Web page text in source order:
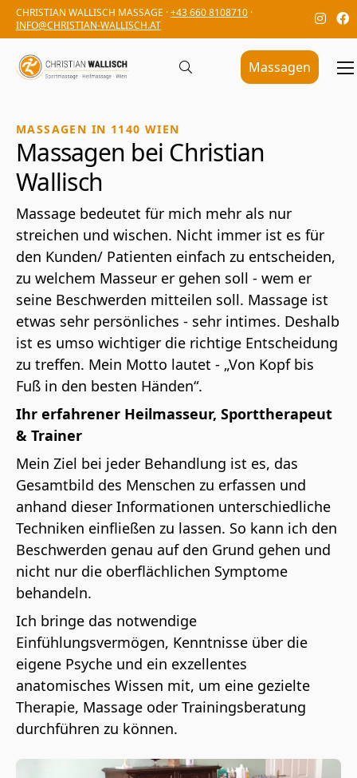
CHRISTIAN WALLISCH MASSAGE ·+43 660 8108710 ·
INFO@CHRISTIAN-WALLISCH.AT
Massagen
MASSAGEN IN 1140 WIEN
Massagen bei Christian
Wallisch
Massage bedeutet für mich mehr als nur
streichen und wischen. Nicht immer ist es für
den Kunden/ Patienten einfach zu entscheiden,
zu welchem Masseur er gehen soll - wem er
seine Beschwerden mitteilen soll. Massage ist
etwas sehr persönliches - sehr intimes. Deshalb
ist es umso wichtiger die richtige Entscheidung
zu treffen. Mein Motto lautet - „Von Kopf bis
Fuß in den besten Händen“.
Ihr erfahrener Heilmasseur, Sporttherapeut
& Trainer
Mein Ziel bei jeder Behandlung ist es, das
Gesamtbild des Menschen zu erfassen und
anhand dieser Informationen unterschiedliche
Techniken einfließen zu lassen. So kann ich den
Beschwerden genau auf den Grund gehen und
nicht nur die oberflächlichen Symptome
behandeln.
Ich bringe das notwendige
Einfühlungsvermögen, Kenntnisse über die
eigene Psyche und ein exzellentes
anatomisches Wissen mit, um eine gezielte
Therapie, Massage oder Trainingsberatung
durchführen zu können.